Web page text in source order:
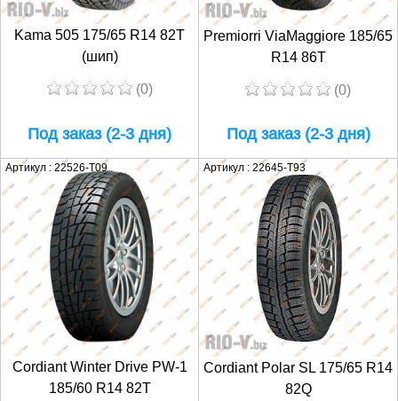
Kama 505 175/65 R14 82T
(шип)
(0)
Под заказ (2-3 дня)
Premiorri ViaMaggiore 185/65
R14 86T
(0)
Под заказ (2-3 дня)
Артикул : 22526-T09
Cordiant Winter Drive PW-1
185/60 R14 82T
Артикул : 22645-T93
Cordiant Polar SL 175/65 R14
82Q